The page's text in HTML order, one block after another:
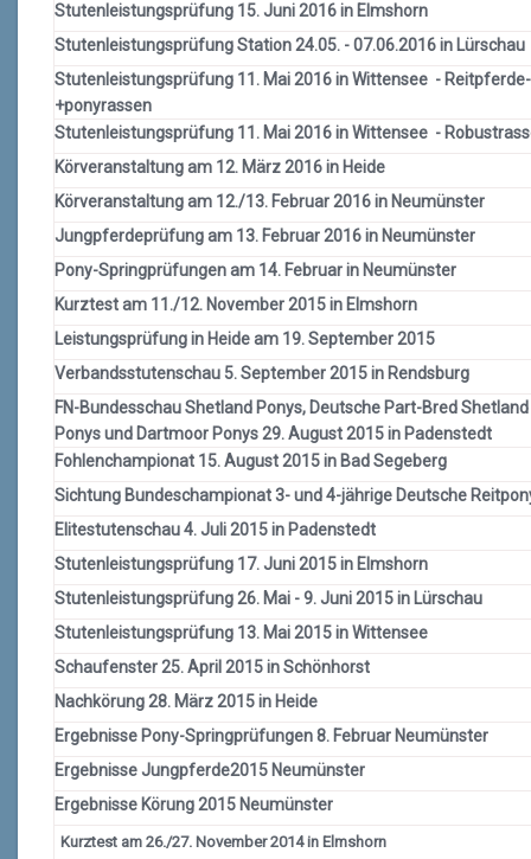
Stutenleistungsprüfung 15. Juni 2016 in Elmshorn
Stutenleistungsprüfung Station 24.05. - 07.06.2016 in Lürschau
Stutenleistungsprüfung 11. Mai 2016 in Wittensee - Reitpferde-
+ponyrassen
Stutenleistungsprüfung 11. Mai 2016 in Wittensee -
Körveranstaltung am 12. März 2016 in Heide
Körveranstaltung am 12./13. Februar 2016 in Neumünster
Jungpferdeprüfung am 13. Februar 2016 in Neumünster
Pony-Springprüfungen am 14. Februar in Neumünster
Kurztest am 11./12. November 2015 in Elmshorn
Leistungsprüfung in Heide am 19. September 2015
Verbandsstutenschau 5. September 2015 in Rendsburg
FN-Bundesschau Shetland Ponys, Deutsche Part-Bred Shetland
Ponys und Dartmoor Ponys 29. August 2015 in Padenstedt
Fohlenchampionat 15. August 2015 in Bad Segeberg
Sichtung Bundeschampionat 3- und 4-jährige Deutsche
Elitestutenschau 4. Juli 2015 in Padenstedt
Stutenleistungsprüfung 17. Juni 2015 in Elmshorn
Stutenleistungsprüfung 26. Mai - 9. Juni 2015 in Lürschau
Stutenleistungsprüfung 13. Mai 2015 in Wittensee
Schaufenster 25. April 2015 in Schönhorst
Nachkörung 28. März 2015 in Heide
Ergebnisse Pony-Springprüfungen 8. Februar Neumünster
Ergebnisse Jungpferde2015 Neumünster
Ergebnisse Körung 2015 Neumünster
Kurztest am 26./27. November 2014 in Elmshorn